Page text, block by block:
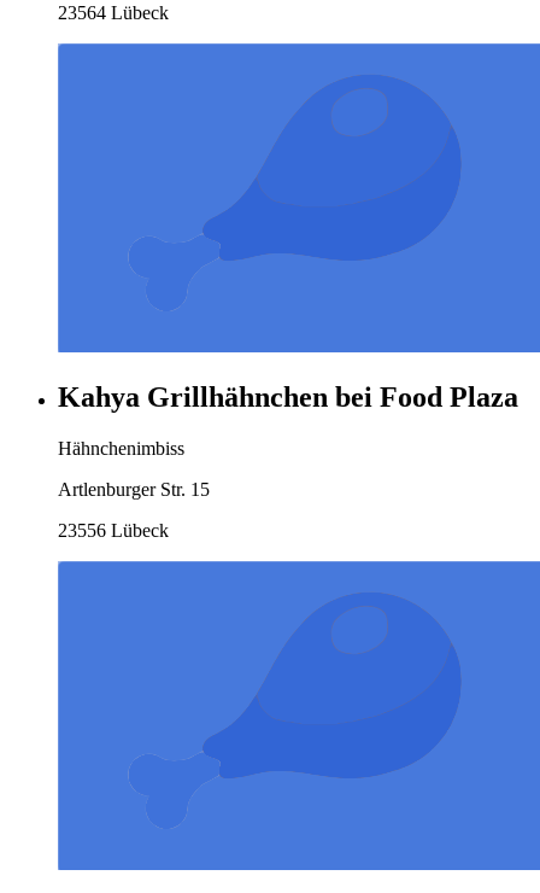
23564 Lübeck
Kahya Grillhähnchen bei Food Plaza
Hähnchenimbiss
Artlenburger Str. 15
23556 Lübeck